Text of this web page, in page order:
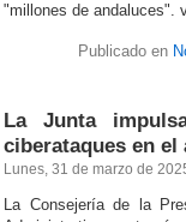
"millones de andaluces".
Publicado en
La Junta
ciberataques en
Lunes, 31 de marzo de
La Consejería de la